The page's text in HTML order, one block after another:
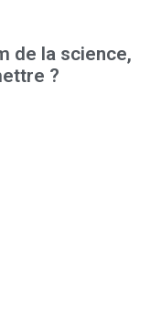
de la science,
?